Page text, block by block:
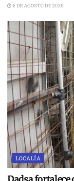
6 DE AGOSTO DE 2026
LOCALÍA